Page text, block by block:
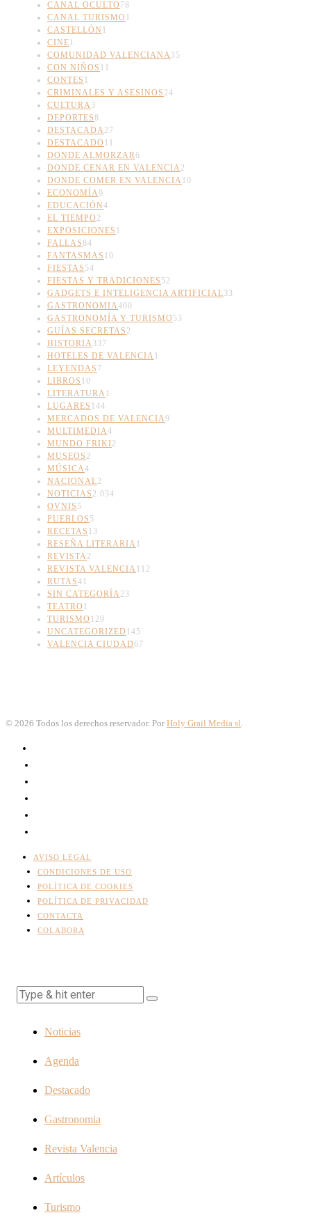
CANAL OCULTO 78
CANAL TURISMO 1
CASTELLÓN 1
CINE1
COMUNIDAD VALENCIANA35
CON NIÑOS 11
CONTES 1
CRIMINALES Y ASESINOS 24
CULTURA3
DEPORTES8
DESTACADA27
DESTACADO 11
DONDE ALMORZAR6
DONDE CENAR EN VALENCIA2
DONDE COMER EN VALENCIA10
ECONOMÍA9
EDUCACIÓN4
EL TIEMPO 2
EXPOSICIONES 1
FALLAS84
FANTASMAS 10
FIESTAS 54
FIESTAS Y TRADICIONES 52
GADGETS E INTELIGENCIA ARTIFICIAL33
GASTRONOMIA400
GASTRONOMÍA Y TURISMO 53
GUÍAS SECRETAS 2
HISTORIA337
HOTELES DE VALENCIA1
LEYENDAS 7
LIBROS 10
LITERATURA1
LUGARES 144
MERCADOS DE VALENCIA9
MULTIMEDIA4
MUNDO FRIKI2
MUSEOS 2
MÚSICA4
NACIONAL2
NOTICIAS 2.034
OVNIS 5
PUEBLOS 5
RECETAS 13
RESEÑA LITERARIA1
REVISTA2
REVISTA VALENCIA112
RUTAS41
SIN CATEGORÍA23
TEATRO 1
TURISMO 129
UNCATEGORIZED 145
VALENCIA CIUDAD67
© 2026 Todos los derechos reservador. Por Holy Grail Media sl
AVISO LEGAL
CONDICIONES DE USO
POLÍTICA DE COOKIES
POLÍTICA DE PRIVACIDAD
CONTACTA
COLABORA
Noticias
Agenda
Destacado
Gastronomia
Revista Valencia
Artículos
Turismo